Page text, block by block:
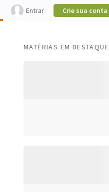
Crie sua conta
Entrar
MATÉRIAS EM DESTAQUE